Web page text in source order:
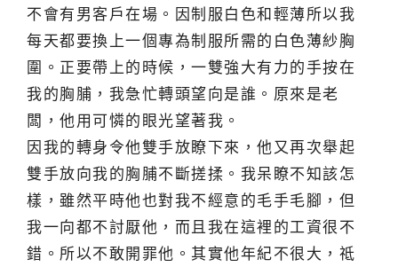
不會有男客戶在場。因制服白色和輕薄所以我
每天都要換上一個專為制服所需的白色薄紗胸
圍。正要帶上的時候，一雙強大有力的手按在
我的胸脯，我急忙轉頭望向是誰。原來是老
闆，他用可憐的眼光望著我。
因我的轉身令他雙手放瞭下來，他又再次舉起
雙手放向我的胸脯不斷搓揉。我呆瞭不知該怎
樣，雖然平時他也對我不經意的毛手毛腳，但
我一向都不討厭他，而且我在這裡的工資很不
錯。所以不敢開罪他。其實他年紀不很大，祗